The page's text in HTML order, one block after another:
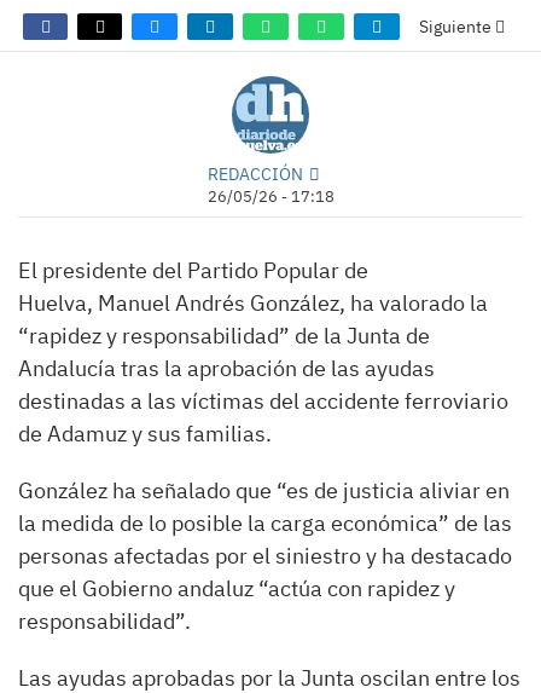
Siguiente
REDACCIÓN
26/05/26 - 17:18
El presidente del Partido Popular de
Huelva, Manuel Andrés González, ha valorado la
“rapidez y responsabilidad” de la Junta de
Andalucía tras la aprobación de las ayudas
destinadas a las víctimas del accidente ferroviario
de Adamuz y sus familias.
González ha señalado que “es de justicia aliviar en
la medida de lo posible la carga económica” de las
personas afectadas por el siniestro y ha destacado
que el Gobierno andaluz “actúa con rapidez y
responsabilidad”.
Las ayudas aprobadas por la Junta oscilan entre los